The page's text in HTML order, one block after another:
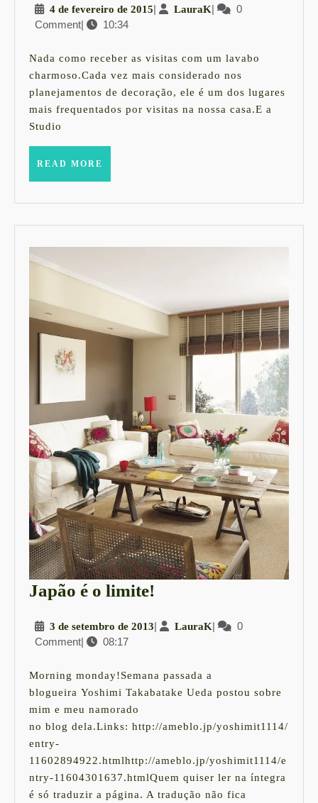
Lavabo
4 de fevereiro de 20154
de
| LauraKLauraK
|
0
Comment| 10:34
Nada como receber as visitas com um lavabo
charmoso.Cada vez mais considerado nos
planejamentos de decoração, ele é um dos lugares
mais frequentados por visitas na nossa casa.E a
Studio
READ MORE
Japão é o limite!
o
3 de setembro de 20133
de
2013
| LauraKLauraK
|
0
Comment| 08:17
Morning monday!Semana passada a
blogueira Yoshimi Takabatake Ueda postou sobre
mim e meu namorado
no blog dela.Links: http://ameblo.jp/yoshimit1114/
entry-
11602894922.htmlhttp://ameblo.jp/yoshimit1114/e
ntry-11604301637.htmlQuem quiser ler na íntegra
é só traduzir a página. A tradução não fica